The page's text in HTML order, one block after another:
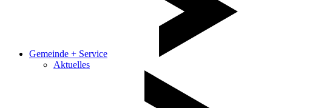
Gemeinde + Service
Aktuelles